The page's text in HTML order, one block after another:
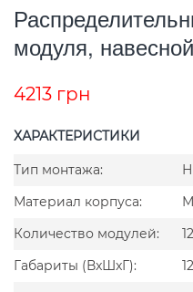
модуля,
4213 грн
ХАРАКТЕРИСТИКИ
Тип монтажа:
Материал корпуса:
Количество модулей:
Габариты (ВxШxГ):